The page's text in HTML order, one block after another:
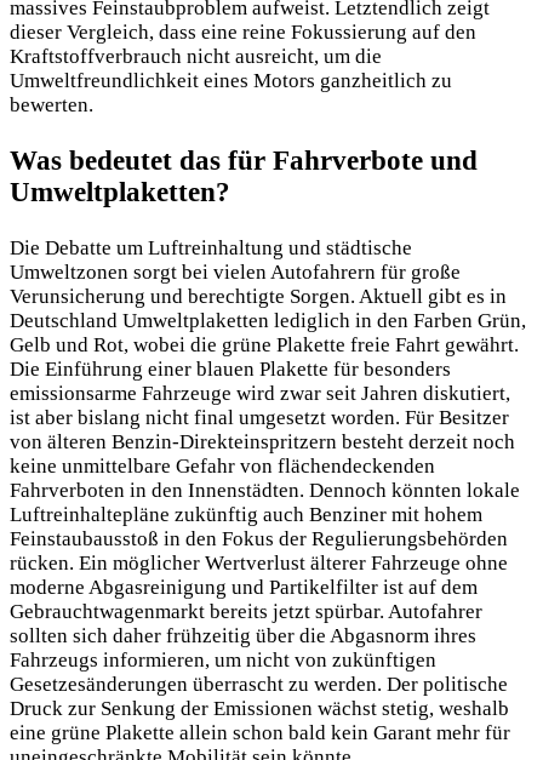
massives Feinstaubproblem aufweist. Letztendlich zeigt
dieser Vergleich, dass eine reine Fokussierung auf den
Kraftstoffverbrauch nicht ausreicht, um die
Umweltfreundlichkeit eines Motors ganzheitlich zu
bewerten.
Was bedeutet das für Fahrverbote und
Umweltplaketten?
Die Debatte um Luftreinhaltung und städtische
Umweltzonen sorgt bei vielen Autofahrern für große
Verunsicherung und berechtigte Sorgen. Aktuell gibt es in
Deutschland Umweltplaketten lediglich in den Farben Grün,
Gelb und Rot, wobei die grüne Plakette freie Fahrt gewährt.
Die Einführung einer blauen Plakette für besonders
emissionsarme Fahrzeuge wird zwar seit Jahren diskutiert,
ist aber bislang nicht final umgesetzt worden. Für Besitzer
von älteren Benzin-Direkteinspritzern besteht derzeit noch
keine unmittelbare Gefahr von flächendeckenden
Fahrverboten in den Innenstädten. Dennoch könnten lokale
Luftreinhaltepläne zukünftig auch Benziner mit hohem
Feinstaubausstoß in den Fokus der Regulierungsbehörden
rücken. Ein möglicher Wertverlust älterer Fahrzeuge ohne
moderne Abgasreinigung und Partikelfilter ist auf dem
Gebrauchtwagenmarkt bereits jetzt spürbar. Autofahrer
sollten sich daher frühzeitig über die Abgasnorm ihres
Fahrzeugs informieren, um nicht von zukünftigen
Gesetzesänderungen überrascht zu werden. Der politische
Druck zur Senkung der Emissionen wächst stetig, weshalb
eine grüne Plakette allein schon bald kein Garant mehr für